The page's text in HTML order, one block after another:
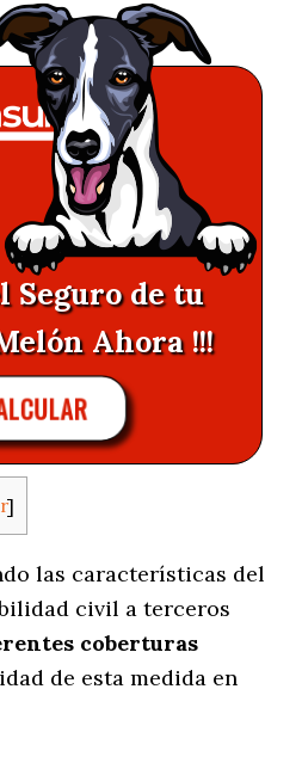
Seguro de tu
Ahora !!!
]
las características del
civil a terceros
coberturas
de esta medida en